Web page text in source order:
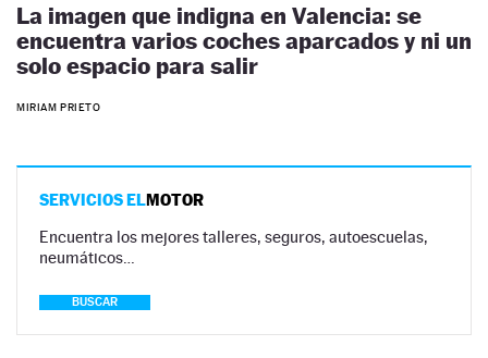
La imagen que indigna en Valencia: se
encuentra varios coches aparcados y ni un
solo espacio para salir
MIRIAM PRIETO
SERVICIOS ELMOTOR
Encuentra los mejores talleres, seguros, autoescuelas,
neumáticos…
BUSCAR